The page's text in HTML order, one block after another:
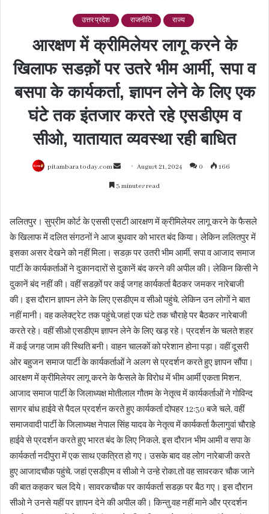
उत्तर प्रदेश राजनीति राज्य
आरक्षण में क्रीमिलेयर लागू करने के
खिलाफ सडक़ों पर उतरे भीम आर्मी, सपा व
बसपा के कार्यकर्ता, ज्ञापन लेने के लिए एक
घंटे तक इंतजार करते रहे एसडीएम व
सीओ, यातायात व्यवस्था रही बाधित
pitambara today.com
Send August 21, 2024 0 166
3 minutes read
ललितपुर। सुप्रीम कोर्ट के एससी एसटी आरक्षण में क्रीमिलेयर लागू करने के फैसले
के खिलाफ में दलित संगठनों ने आज बुधवार को भारत बंद किया। लेकिन ललितपुर में
इसका असर देखने को नहीं मिला। सडक़ पर उतरी भीम आर्मी, सपा व आजाद समाज
पार्टी के कार्यकर्ताओं ने दुकानदारों से दुकानें बंद करने की अपील की। लेकिन किसी ने
दुकानें बंद नहीं की। वहीं सडक़ों पर कई जगह कार्यकर्ता बैठकर जमकर नारेबाजी
की। इस दौरान ज्ञापन लेने के लिए एसडीएम व सीओ पहुंचे, लेकिन उन लोगों ने बात
नहीं मानी। वह कलेक्ट्रेट तक पहुंचे,जहां एक घंटे तक चौराहे पर बैठकर नारेबाजी
करते रहे। वहीं सीओ एसडीएम ज्ञापन लेने के लिए खड़ रहे। प्रदर्शन के चलते शहर
में कई जगह जाम की स्थिति बनी। वाहन चालकों को परेशान होना पड़ा। वहीं दूसरी
ओर बहुजन समाज पार्टी के कार्यकर्ताओं ने अलग से प्रदर्शन करते हुए ज्ञापन सौंपा।
आरक्षण में क्रीमिलेयर लागू करने के फैसले के विरोध में भीम आर्मी एकता मिशन,
आजाद समाज पार्टी के जिलाध्यक्ष मोतीलाल गौतम के नेतृत्व में कार्यकर्ताओं ने गोविन्द
सागर बांध हाईवे से पैदल प्रदर्शन करते हुए कार्यकर्ता दोपहर 12:30 बजे चले, वहीं
समाजवादी पार्टी के जिलाध्यक्ष नेपाल सिंह यादव के नेतृत्व में कार्यकर्ता कैलागुवां चौराहे
हाईवे से प्रदर्शन करते हुए भारत बंद के लिए निकले, इस दौरान भीम आमी व सपा के
कार्यकर्ता नदीपुरा में एक साथ एकत्रित हो गए। उसके बाद वह लोग नारेबाजी करते
हुए आजादचौक पहुंचे, जहां एसडीएम व सीओ ने उन्हे रोका,तो वह सावरकर चौक जाने
की बात कहकर चल दिये। सावरकचौक पर कार्यकर्ता सडक़ पर बैठ गए। इस दौरान
सीओ ने उनसे यहीं पर ज्ञापन देने की अपील की। किन्तु वह नहीं माने और प्रदर्शन